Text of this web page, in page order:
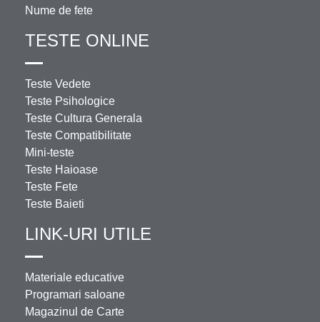
Nume de fete
TESTE ONLINE
Teste Vedete
Teste Psihologice
Teste Cultura Generala
Teste Compatibilitate
Mini-teste
Teste Haioase
Teste Fete
Teste Baieti
LINK-URI UTILE
Materiale educative
Programari saloane
Magazinul de Carte